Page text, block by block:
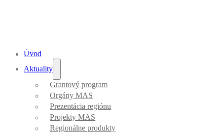
Úvod
Aktuality
Grantový program
Orgány MAS
Prezentácia regiónu
Projekty MAS
Regionálne produkty
Aktuality